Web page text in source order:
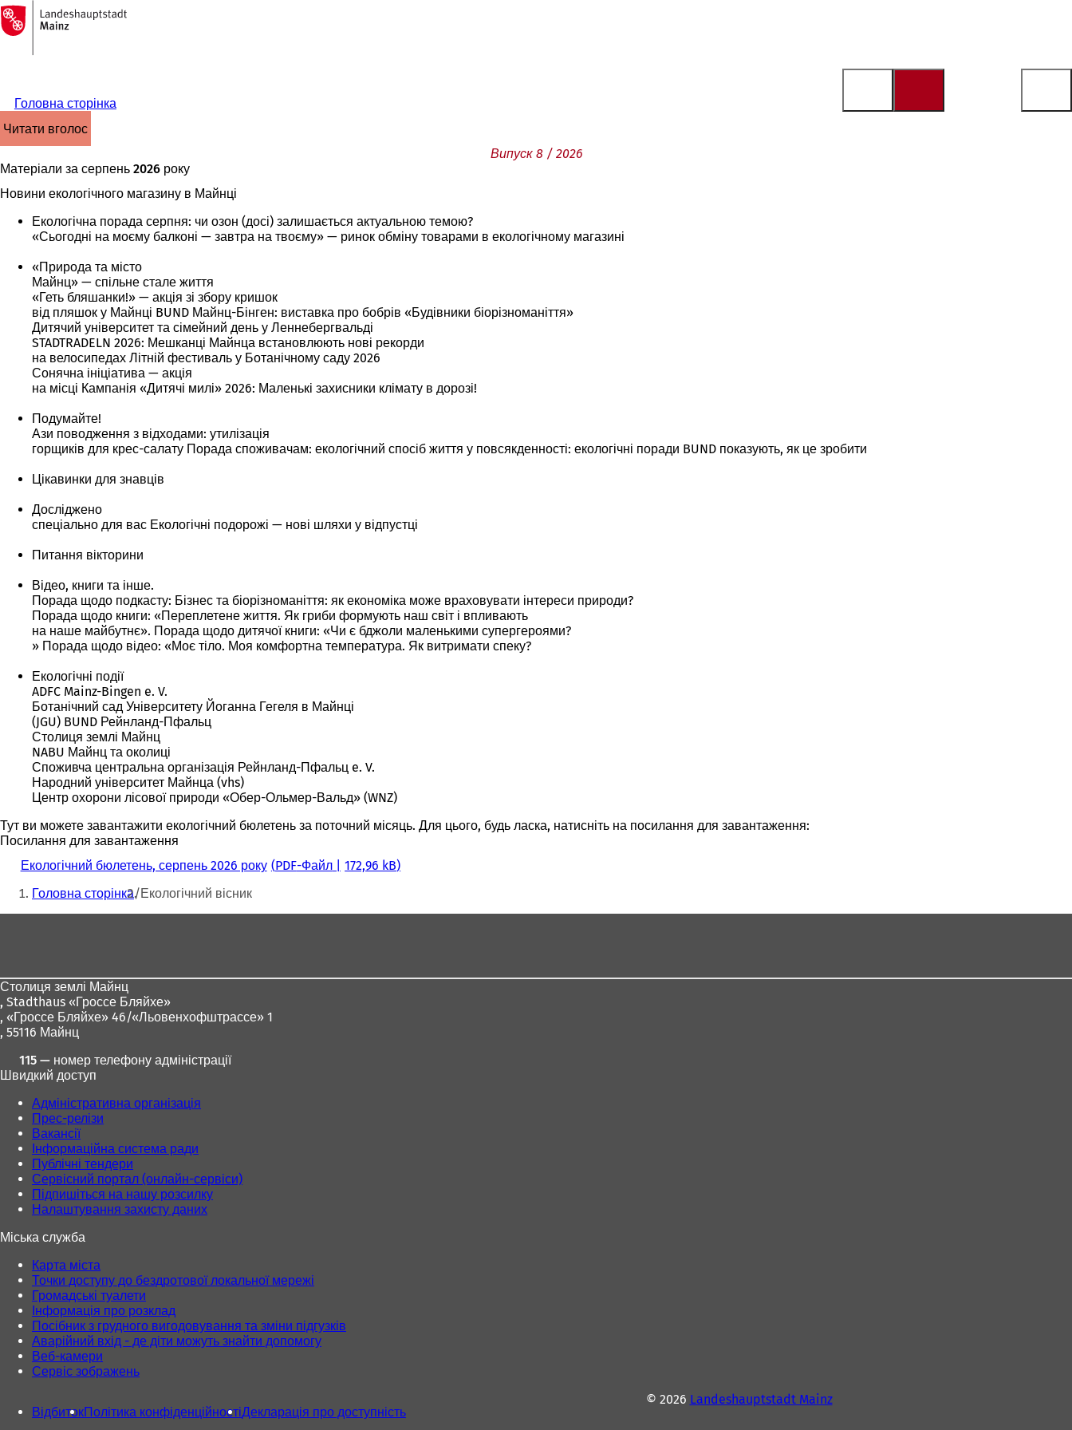
Перейти до змісту
На
головну
сторінку
Головна сторінка
читати вголос
Випуск 8 / 2026
Матеріали за серпень 2026 року
Новини екологічного магазину в Майнці
Екологічна порада серпня: чи озон (досі) залишається актуальною темою?
«Сьогодні на моєму балконі — завтра на твоєму» — ринок обміну товарами в екологічному магазині
«Природа та місто
Майнц» — спільне стале життя
«Геть бляшанки!» — акція зі збору кришок
від пляшок у Майнці BUND Майнц-Бінген: виставка про бобрів «Будівники біорізноманіття»
Дитячий університет та сімейний день у Леннебергвальді
STADTRADELN 2026: Мешканці Майнца встановлюють нові рекорди
на велосипедах Літній фестиваль у Ботанічному саду 2026
Сонячна ініціатива — акція
на місці Кампанія «Дитячі милі» 2026: Маленькі захисники клімату в дорозі!
Подумайте!
Ази поводження з відходами: утилізація
горщиків для крес-салату Порада споживачам: екологічний спосіб життя у повсякденності: екологічні поради BUND показують, як це зробити
Цікавинки для знавців
Досліджено
спеціально для вас Екологічні подорожі — нові шляхи у відпустці
Питання вікторини
Відео, книги та інше.
Порада щодо подкасту: Бізнес та біорізноманіття: як економіка може враховувати інтереси природи?
Порада щодо книги: «Переплетене життя. Як гриби формують наш світ і впливають
на наше майбутнє». Порада щодо дитячої книги: «Чи є бджоли маленькими супергероями?
» Порада щодо відео: «Моє тіло. Моя комфортна температура. Як витримати спеку?
Екологічні події
ADFC Mainz-Bingen e. V.
Ботанічний сад Університету Йоганна Гегеля в Майнці
(JGU) BUND Рейнланд-Пфальц
Столиця землі Майнц
NABU Майнц та околиці
Споживча центральна організація Рейнланд-Пфальц e. V.
Народний університет Майнца (vhs)
Центр охорони лісової природи «Обер-Ольмер-Вальд» (WNZ)
Тут ви можете завантажити екологічний бюлетень за поточний місяць. Для цього, будь ласка, натисніть на посилання для завантаження:
Посилання для завантаження
Екологічний бюлетень, серпень 2026 року PDF-Файл 172,96 kB
Ти
тут:
Головна сторінка Екологічний вісник
Столиця землі Майнц
, Stadthaus «Гроссе Бляйхе»
, «Гроссе Бляйхе» 46/«Льовенхофштрассе» 1
, 55116 Майнц
115 — номер телефону адміністрації
Швидкий доступ
Адміністративна організація
Прес-релізи
Вакансії
Інформаційна система ради
Публічні тендери
Сервісний портал (онлайн-сервіси)
Підпишіться на нашу розсилку
Налаштування захисту даних
Міська служба
Карта міста
Точки доступу до бездротової локальної мережі
Громадські туалети
Інформація про розклад
Посібник з грудного вигодовування та зміни підгузків
Аварійний вхід - де діти можуть знайти допомогу
Веб-камери
Сервіс зображень
ВідбитокПолітика конфіденційностіДекларація про доступність
© 2026 Landeshauptstadt Mainz